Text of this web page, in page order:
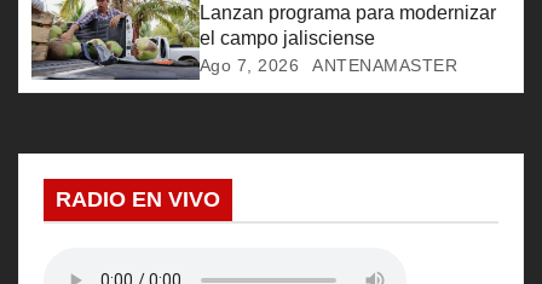
t
r
d
a
Lanzan programa para modernizar
el campo jalisciense
Ago 7, 2026 ANTENAMASTER
RADIO EN VIVO